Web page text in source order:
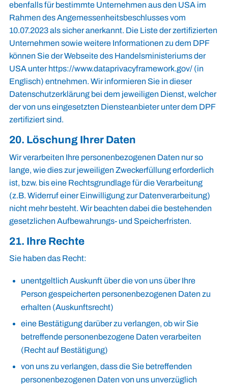
ebenfalls für bestimmte Unternehmen aus den USA im
Rahmen des Angemessenheitsbeschlusses vom
10.07.2023 als sicher anerkannt. Die Liste der zertifizierten
Unternehmen sowie weitere Informationen zu dem DPF
können Sie der Webseite des Handelsministeriums der
USA unter https://www.dataprivacyframework.gov/ (in
Englisch) entnehmen. Wir informieren Sie in dieser
Datenschutzerklärung bei dem jeweiligen Dienst, welcher
der von uns eingesetzten Diensteanbieter unter dem DPF
zertifiziert sind.
20. Löschung Ihrer Daten
Wir verarbeiten Ihre personenbezogenen Daten nur so
lange, wie dies zur jeweiligen Zweckerfüllung erforderlich
ist, bzw. bis eine Rechtsgrundlage für die Verarbeitung
(z.B. Widerruf einer Einwilligung zur Datenverarbeitung)
nicht mehr besteht. Wir beachten dabei die bestehenden
gesetzlichen Aufbewahrungs- und Speicherfristen.
21. Ihre Rechte
Sie haben das Recht:
unentgeltlich Auskunft über die von uns über Ihre
Person gespeicherten personenbezogenen Daten zu
erhalten (Auskunftsrecht)
eine Bestätigung darüber zu verlangen, ob wir Sie
betreffende personenbezogene Daten verarbeiten
(Recht auf Bestätigung)
von uns zu verlangen, dass die Sie betreffenden
personenbezogenen Daten von uns unverzüglich